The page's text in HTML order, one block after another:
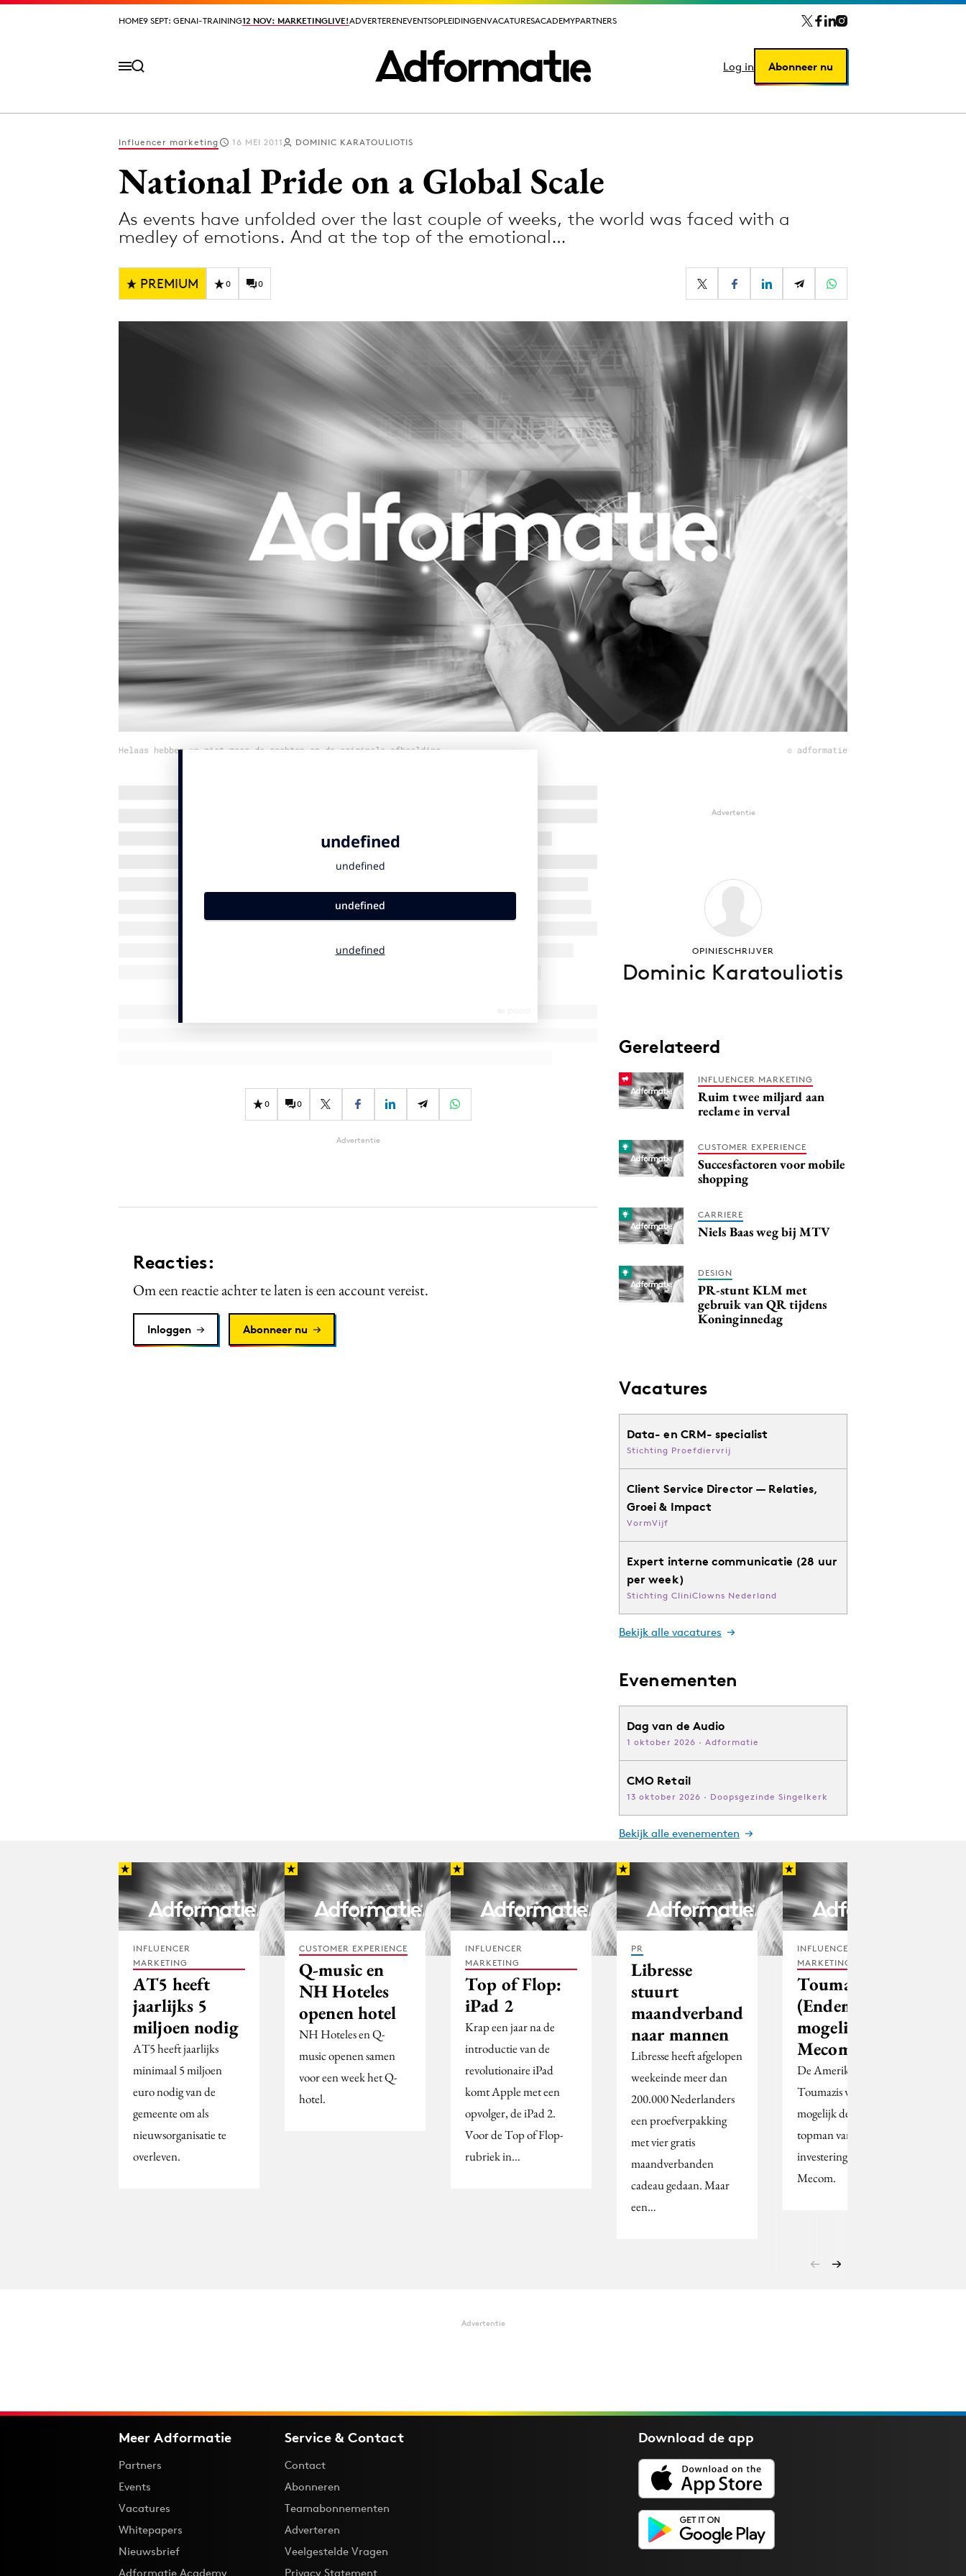
HOME9 SEPT: GENAI-TRAINING12 NOV: MARKETINGLIVE!ADVERTERENEVENTSOPLEIDINGENVACATURESACADEMYPARTNERS
Log in Abonneer nu
HOME9 SEPT: GENAI-TRAINING12 NOV: MARKETINGLIVE!ADVERTERENEVENTSOPLEIDINGENVACATURESACADEMYPARTNERS
Log in Abonneer nu
Digital transformation
Diversiteit
Effectiviteit
Influencer marketing
Interne communicatie
Programmatic
Purpose Marketing
Reputatie & crisis
Influencer marketing 16 MEI 2011 DOMINIC KARATOULIOTIS
National Pride on a Global Scale
As events have unfolded over the last couple of weeks, the world was faced with a
medley of emotions. And at the top of the emotional…
PREMIUM 0 0
Helaas hebben we niet meer de rechten op de originele afbeelding © adformatie
0 0
Advertentie
Reacties:
Om een reactie achter te laten is een account vereist.
Inloggen Abonneer nu
Advertentie
OPINIESCHRIJVER
Dominic Karatouliotis
Gerelateerd
INFLUENCER MARKETING
Ruim twee miljard aan
reclame in verval
CUSTOMER EXPERIENCE
Succesfactoren voor mobile
shopping
CARRIERE
Niels Baas weg bij MTV
DESIGN
PR-stunt KLM met
gebruik van QR tijdens
Koninginnedag
Vacatures
Data- en CRM- specialist
Stichting Proefdiervrij
Client Service Director — Relaties,
Groei & Impact
VormVijf
Expert interne communicatie (28 uur
per week)
Stichting CliniClowns Nederland
Bekijk alle vacatures
Evenementen
Dag van de Audio
1 oktober 2026 · Adformatie
CMO Retail
13 oktober 2026 · Doopsgezinde Singelkerk
Bekijk alle evenementen
INFLUENCER
MARKETING
AT5 heeft
jaarlijks 5
miljoen nodig
AT5 heeft jaarlijks
minimaal 5 miljoen
euro nodig van de
gemeente om als
nieuwsorganisatie te
overleven.
CUSTOMER EXPERIENCE
Q-music en
NH Hoteles
openen hotel
NH Hoteles en Q-
music openen samen
voor een week het Q-
hotel.
INFLUENCER
MARKETING
Top of Flop:
iPad 2
Krap een jaar na de
introductie van de
revolutionaire iPad
komt Apple met een
opvolger, de iPad 2.
Voor de Top of Flop-
rubriek in…
PR
Libresse
stuurt
maandverband
naar mannen
Libresse heeft afgelopen
weekeinde meer dan
200.000 Nederlanders
een proefverpakking
met vier gratis
maandverbanden
cadeau gedaan. Maar
een…
INFLUENCER
MARKETING
Toumazis
(Endemol)
mogelijk ceo
Mecom
De Amerikaan Tom
Toumazis wordt
mogelijk de nieuwe
topman van de Britse
investeringsmaatschappij
Mecom.
Advertentie
Meer Adformatie
Partners
Events
Vacatures
Whitepapers
Nieuwsbrief
Adformatie Academy
Service & Contact
Contact
Abonneren
Teamabonnementen
Adverteren
Veelgestelde Vragen
Privacy Statement
Download deapp